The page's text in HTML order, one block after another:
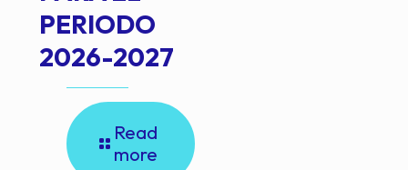
PERIODO
2026-2027
Read
more